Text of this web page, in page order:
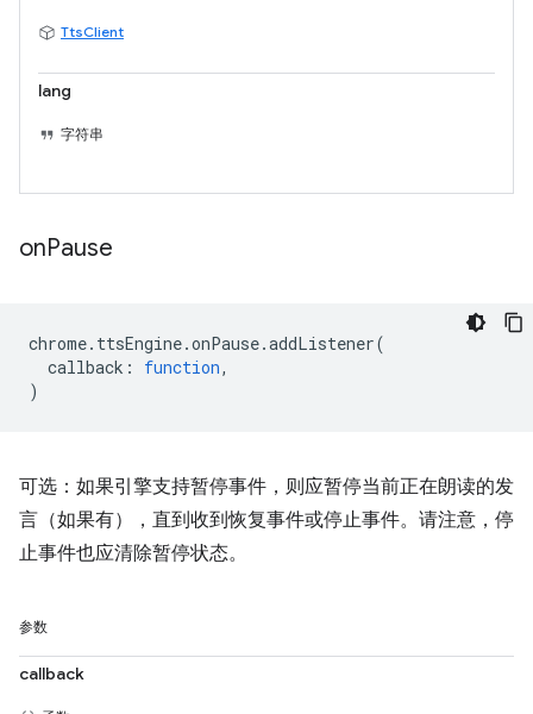
TtsClient
lang
字符串
onPause
chrome. ttsEngine.onPause.addListener(
callback : function,
)
可选：如果引擎支持暂停事件，则应暂停当前正在朗读的发
言（如果有），直到收到恢复事件或停止事件。请注意，停
止事件也应清除暂停状态。
参数
callback